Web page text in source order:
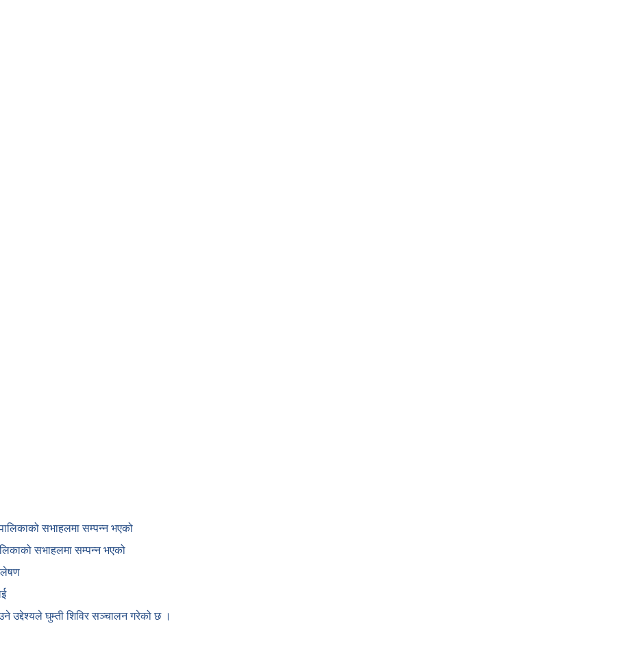
सभाहलमा सम्पन्न भएको
सभाहलमा सम्पन्न भएको
उद्देश्यले घुम्ती शिविर सञ्चालन गरेको छ ।